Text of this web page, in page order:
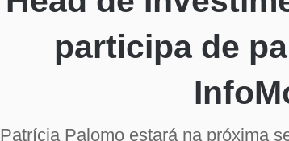
participa de
Patrícia Palomo estará na próxima